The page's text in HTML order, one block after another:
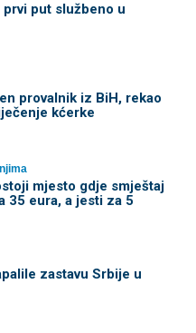
put službeno u
provalnik iz BiH, rekao
kćerke
mjesto gdje smještaj
35 eura, a jesti za 5
zastavu Srbije u